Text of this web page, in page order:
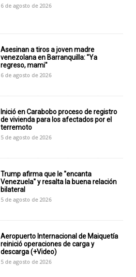
6 de agosto de 2026
Asesinan a tiros a joven madre
venezolana en Barranquilla: "Ya
regreso, mami"
6 de agosto de 2026
Inició en Carabobo proceso de registro
de vivienda para los afectados por el
terremoto
5 de agosto de 2026
Trump afirma que le "encanta
Venezuela" y resalta la buena relación
bilateral
5 de agosto de 2026
Aeropuerto Internacional de Maiquetía
reinició operaciones de carga y
descarga (+Video)
5 de agosto de 2026